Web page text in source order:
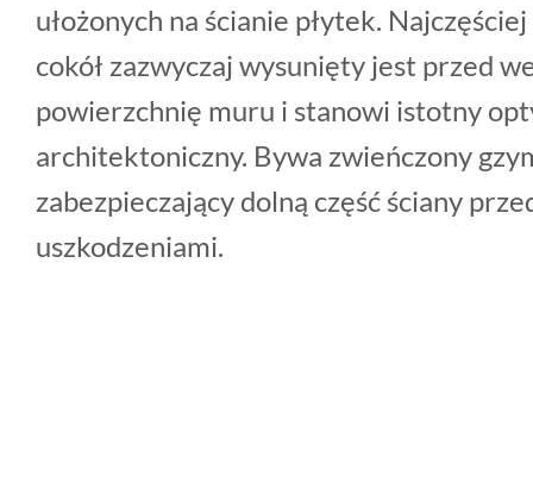
ułożonych na ścianie płytek.
cokół zazwyczaj wysunięty jest przed
powierzchnię muru i stanowi istotny
architektoniczny. Bywa zwieńczony
zabezpieczający dolną część ściany
uszkodzeniami.